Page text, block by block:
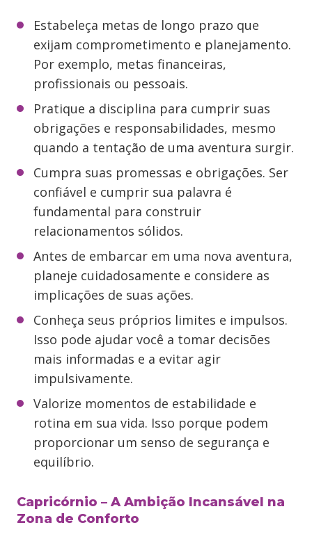
Estabeleça metas de longo prazo que
exijam comprometimento e planejamento.
Por exemplo, metas financeiras,
profissionais ou pessoais.
Pratique a disciplina para cumprir suas
obrigações e responsabilidades, mesmo
quando a tentação de uma aventura surgir.
Cumpra suas promessas e obrigações. Ser
confiável e cumprir sua palavra é
fundamental para construir
relacionamentos sólidos.
Antes de embarcar em uma nova aventura,
planeje cuidadosamente e considere as
implicações de suas ações.
Conheça seus próprios limites e impulsos.
Isso pode ajudar você a tomar decisões
mais informadas e a evitar agir
impulsivamente.
Valorize momentos de estabilidade e
rotina em sua vida. Isso porque podem
proporcionar um senso de segurança e
equilíbrio.
Capricórnio – A Ambição Incansável na
Zona de Conforto